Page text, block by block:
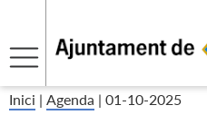
Inici | Agenda | 01-10-2025